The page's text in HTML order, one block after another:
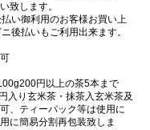
致します。
い御利用のお客様お買い上
後払いもご利用出来ます。
円以上の茶5本まで
り玄米茶・抹茶入玄米茶及
、ティーパック等は使用に
に簡易分割再包装致しま